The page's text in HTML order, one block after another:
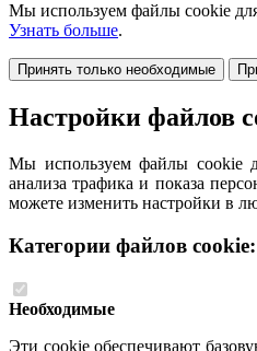
Мы используем файлы cookie
Узнать больше.
Принять только необходимые
Настройки файлов
Мы используем файлы cookie
анализа трафика и показа
можете изменить настройки в
Категории файлов cookie:
Необходимые
Эти cookie обеспечивают